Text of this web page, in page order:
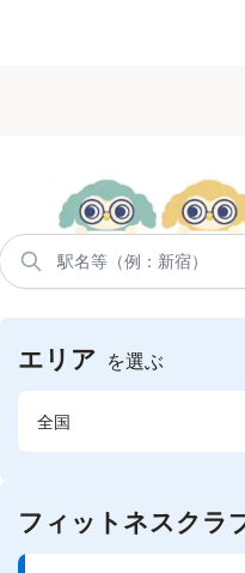
エリア を選ぶ
全国
フィットネスクラ